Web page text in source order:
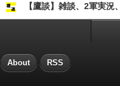
【鷹談】雑談、2軍実
About RSS